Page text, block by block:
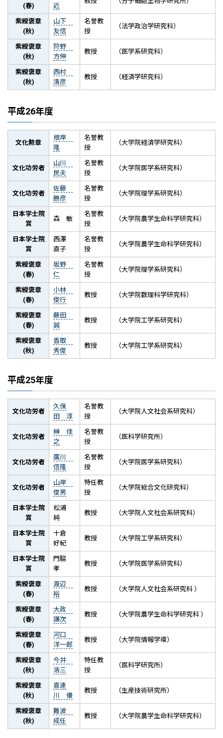
(春)
近
紫綬褒章
(秋)
山下
友信
名誉教
授
（法学政治学研究科）
紫綬褒章
(秋)
狩野
方伸
教授 （医学系研究科）
紫綬褒章
(秋)
西村
淸彦
教授 （経済学研究科）
平成26年度
文化勲章
根岸
隆
名誉教
授
（大学院経済学研究科）
文化功労者
山川
民夫
名誉教
授
（大学院医学系研究科）
文化功労者
佐藤
勝彦
名誉教
授
（大学院理学系研究科）
日本学士院
賞
森 敏
名誉教
授
（大学院農学生命科学研究科）
日本学士院
賞
西澤
直子
名誉教
授
（大学院農学生命科学研究科）
紫綬褒章
(春)
坂野
仁
名誉教
授
（大学院理学系研究科）
紫綬褒章
(春)
小林
俊行
教授 （大学院数理科学研究科）
紫綬褒章
(春)
藤田
誠
教授 （大学院工学系研究科）
紫綬褒章
(秋)
香取
秀俊
教授 （大学院工学系研究科）
平成25年度
文化功労者
久保
田 淳
名誉教
授
（大学院人文社会系研究科）
文化功労者
榊 佳
之
名誉教
授
（医科学研究所）
文化功労者
廣川
信隆
名誉教
授
（大学院医学系研究科）
文化功労者
山岸
俊男
特任教
授
（大学院総合文化研究科）
日本学士院
賞
松浦
純
教授 （大学院人文社会系研究科）
日本学士院
賞
十倉
好紀
教授 （大学院工学系研究科）
日本学士院
賞
門脇
孝
教授 （大学院医学系研究科）
紫綬褒章
(春)
渡辺
裕
教授 （大学院人文社会系研究科 ）
紫綬褒章
(春)
大政
謙次
教授 （大学院農学生命科学研究科 ）
紫綬褒章
(春)
河口
洋一郎
教授 （大学院情報学環）
紫綬褒章
(秋)
今井
浩三
特任教
授
（医科学研究所）
紫綬褒章
(秋)
喜連
川 優
教授 （生産技術研究所）
紫綬褒章
(秋)
難波
成任
教授 （大学院農学生命科学研究科）